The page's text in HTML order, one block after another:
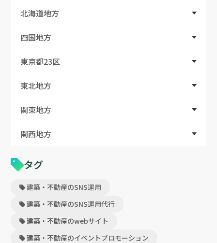
北海道地方
四国地方
東京都23区
東北地方
関東地方
関西地方
タグ
建築・不動産のSNS運用
建築・不動産のSNS運用代行
建築・不動産のwebサイト
建築・不動産のイベントプロモーション